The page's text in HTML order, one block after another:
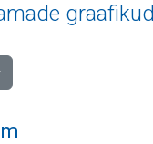
graafikud